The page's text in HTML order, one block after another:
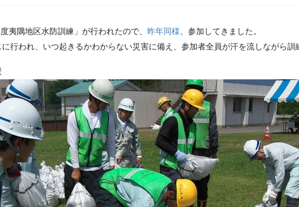
夷隅地区水防訓練」が行われたので、 昨年同様 、参加してきました。
行われ、いつ起きるかわからない災害に備え、参加者全員が汗を流しながら訓